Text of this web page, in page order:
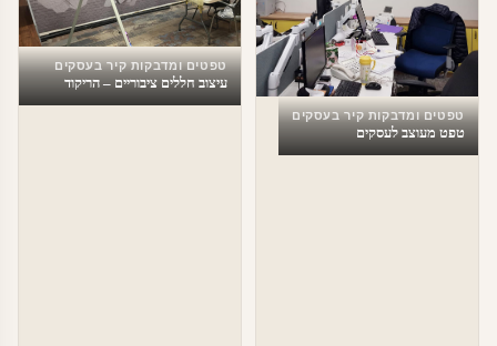
טפטים ומדבקות קיר בעסקים
טפט מעוצב לעסקים
טפטים ומדבקות קיר בעסקים
עיצוב חללים ציבוריים – הריקוד
האחרון